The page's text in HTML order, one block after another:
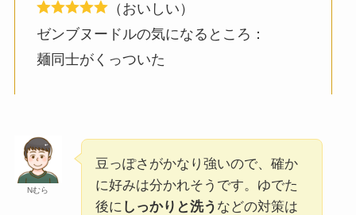
（おいしい）
ゼンブヌードルの気になるところ：
麺同士がくっついた
Nむら
豆っぽさがかなり強いので、確か
に好みは分かれそうです。ゆでた
後に しっかりと洗う などの対策は